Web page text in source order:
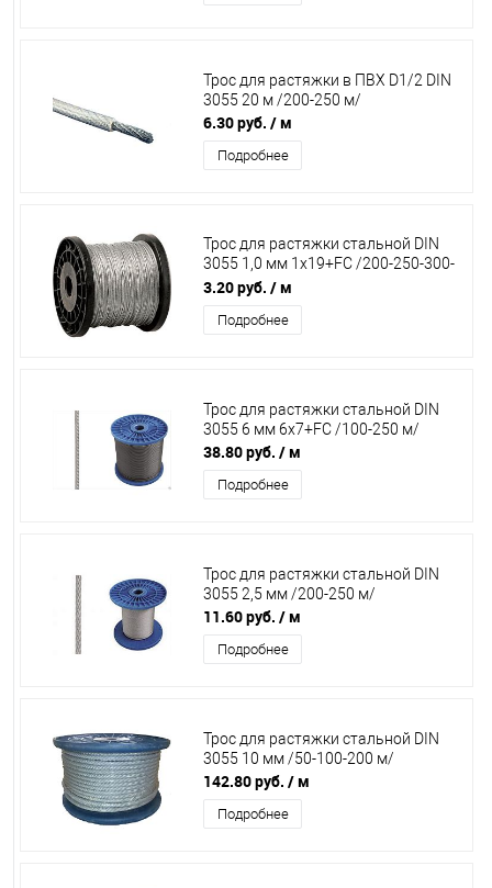
Трос для растяжки в ПВХ D1/2 DIN
3055 20 м /200-250 м/
6.30 руб. / м
Подробнее
Трос для растяжки стальной DIN
3055 1,0 мм 1х19+FC /200-250-300-
500 м/
3.20 руб. / м
Подробнее
Трос для растяжки стальной DIN
3055 6 мм 6х7+FC /100-250 м/
38.80 руб. / м
Подробнее
Трос для растяжки стальной DIN
3055 2,5 мм /200-250 м/
11.60 руб. / м
Подробнее
Трос для растяжки стальной DIN
3055 10 мм /50-100-200 м/
142.80 руб. / м
Подробнее